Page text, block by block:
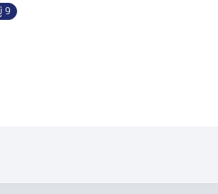
ก ONE Championship Thailand
9